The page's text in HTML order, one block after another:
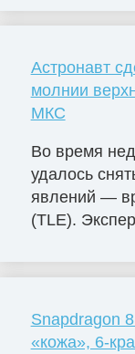
Астронавт
молнии
МКС
Во время
удалось
явлений —
(TLE).
Snapdragon
«кожа», 6-